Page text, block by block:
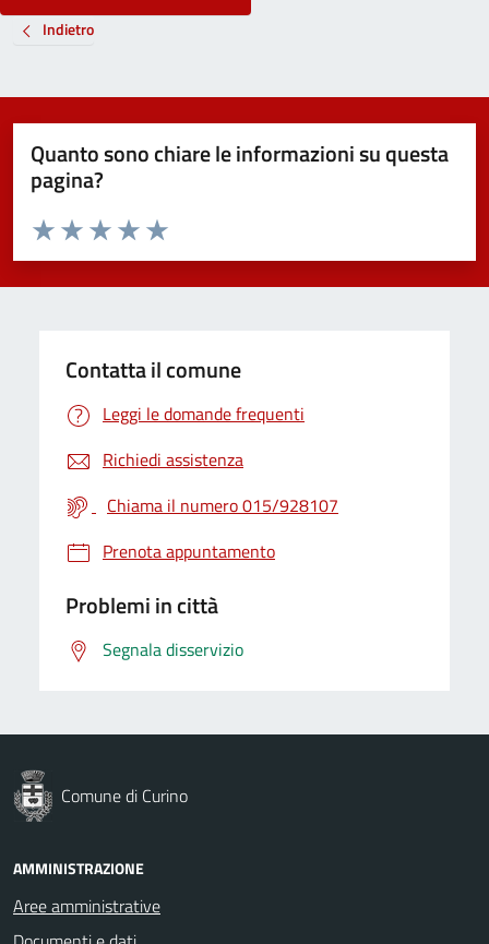
Indietro
Quanto sono chiare le informazioni su questa
pagina?
Valuta da 1 a 5 stelle la pagina
Valuta 5 stelle su 5
Valuta 4 stelle su 5
Valuta 3 stelle su 5
Valuta 2 stelle su 5
Valuta 1 stelle su 5
Contatta il comune
Leggi le domande frequenti
Richiedi assistenza
Chiama il numero 015/928107
Prenota appuntamento
Problemi in città
Segnala disservizio
Comune di Curino
AMMINISTRAZIONE
Aree amministrative